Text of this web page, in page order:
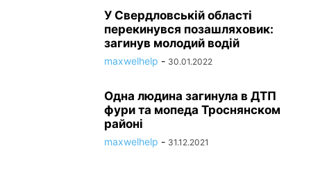
У Свердловській області
перекинувся позашляховик:
загинув молодий водій
maxwelhelp - 30.01.2022
Одна людина загинула в ДТП
фури та мопеда Троснянском
районі
maxwelhelp - 31.12.2021